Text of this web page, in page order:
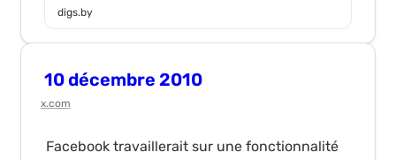
digs.by
10 décembre 2010
x.com
Facebook travaillerait sur une fonctionnalité